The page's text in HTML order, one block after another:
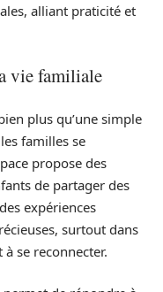
alliant praticité et
vie familiale
plus qu’une simple
familles se
propose des
de partager des
expériences
surtout dans
se reconnecter.